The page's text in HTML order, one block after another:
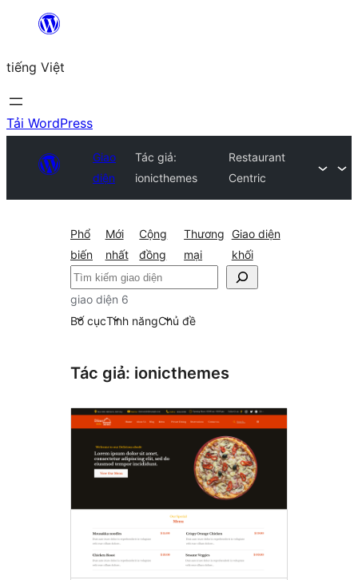
Chuyển
phần
nội
dung
tiếng Việt
Tải WordPress
Giao
diện
Tác giả:
ionicthemes
Restaurant
Centric
Phổ
biến
Mới
nhất
Cộng
đồng
Thương
mại
Giao diện
khối
Tìm
kiếm
giao diện 6
Bố cụcTính năngChủ đề
Tác giả: ionicthemes